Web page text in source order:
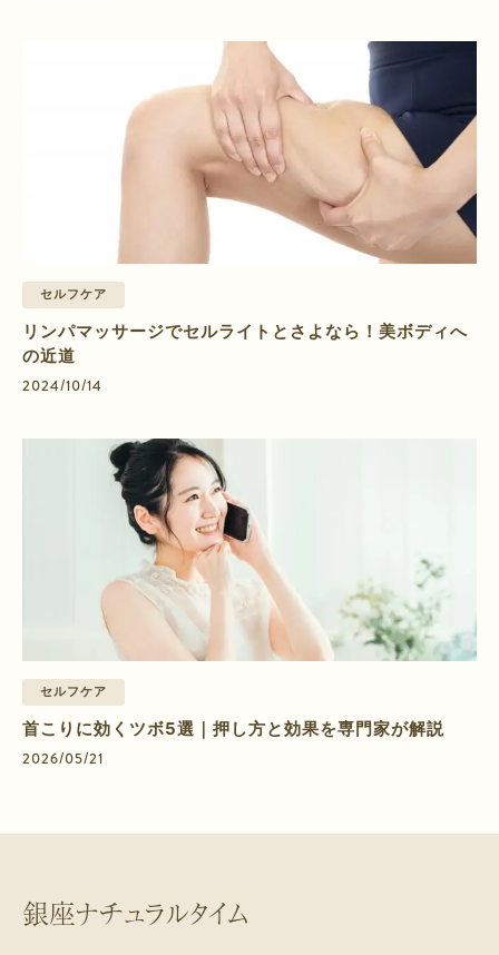
セルフケア
リンパマッサージでセルライトとさよなら！美ボディへ
の近道
2024/10/14
セルフケア
首こりに効くツボ5選｜押し方と効果を専門家が解説
2026/05/21
銀座ナチュラルタイム